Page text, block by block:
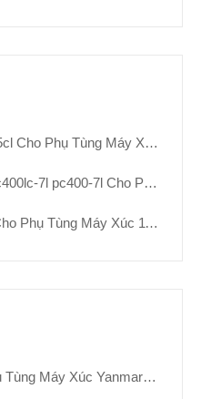
9782 1799782 Chất Lượng Cao Hậu Mãi
Komatsu 707-01-0F690 Chất Lượng Cao Hậu Mãi
3921 1183921 Chất Lượng Cao Hậu Mãi
172445-57600 Vòng Xoay